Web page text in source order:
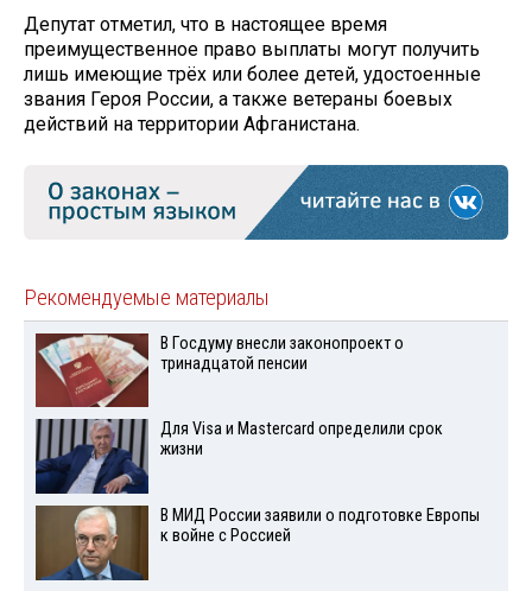
Депутат отметил, что в настоящее время
преимущественное право выплаты могут получить
лишь имеющие трёх или более детей, удостоенные
звания Героя России, а также ветераны боевых
действий на территории Афганистана.
Рекомендуемые материалы
В Госдуму внесли законопроект о
тринадцатой пенсии
Для Visа и Mastercard определили срок
жизни
В МИД России заявили о подготовке Европы
к войне с Россией